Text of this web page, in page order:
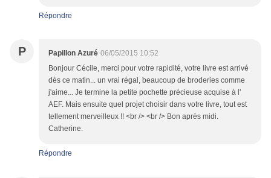
Répondre
P Papillon Azuré 06/05/2015 10:52
Bonjour Cécile, merci pour votre rapidité, votre livre est arrivé
dès ce matin... un vrai régal, beaucoup de broderies comme
j'aime... Je termine la petite pochette précieuse acquise à l'
AEF. Mais ensuite quel projet choisir dans votre livre, tout est
tellement merveilleux !! <br /> <br /> Bon après midi.
Catherine.
Répondre